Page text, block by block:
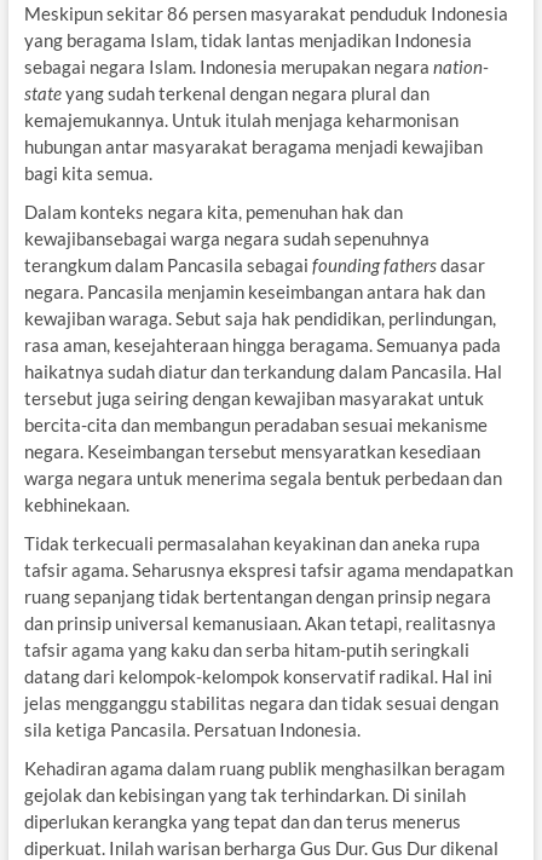
Meskipun sekitar 86 persen masyarakat penduduk Indonesia
yang beragama Islam, tidak lantas menjadikan Indonesia
sebagai negara Islam. Indonesia merupakan negara nation-
stateyang sudah terkenal dengan negara plural dan
kemajemukannya. Untuk itulah menjaga keharmonisan
hubungan antar masyarakat beragama menjadi kewajiban
bagi kita semua.
Dalam konteks negara kita, pemenuhan hak dan
kewajibansebagai warga negara sudah sepenuhnya
terangkum dalam Pancasila sebagai founding fathersdasar
negara. Pancasila menjamin keseimbangan antara hak dan
kewajiban waraga. Sebut saja hak pendidikan, perlindungan,
rasa aman, kesejahteraan hingga beragama. Semuanya pada
haikatnya sudah diatur dan terkandung dalam Pancasila. Hal
tersebut juga seiring dengan kewajiban masyarakat untuk
bercita-cita dan membangun peradaban sesuai mekanisme
negara. Keseimbangan tersebut mensyaratkan kesediaan
warga negara untuk menerima segala bentuk perbedaan dan
kebhinekaan.
Tidak terkecuali permasalahan keyakinan dan aneka rupa
tafsir agama. Seharusnya ekspresi tafsir agama mendapatkan
ruang sepanjang tidak bertentangan dengan prinsip negara
dan prinsip universal kemanusiaan. Akan tetapi, realitasnya
tafsir agama yang kaku dan serba hitam-putih seringkali
datang dari kelompok-kelompok konservatif radikal. Hal ini
jelas mengganggu stabilitas negara dan tidak sesuai dengan
sila ketiga Pancasila. Persatuan Indonesia.
Kehadiran agama dalam ruang publik menghasilkan beragam
gejolak dan kebisingan yang tak terhindarkan. Di sinilah
diperlukan kerangka yang tepat dan dan terus menerus
diperkuat. Inilah warisan berharga Gus Dur. Gus Dur dikenal